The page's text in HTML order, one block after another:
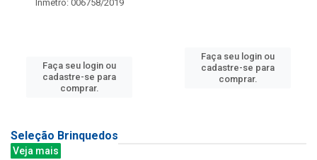
Inmetro: 006758/2019
Faça seu login ou
cadastre-se para
comprar.
Faça seu login ou
cadastre-se para
comprar.
Seleção Brinquedos
Veja mais